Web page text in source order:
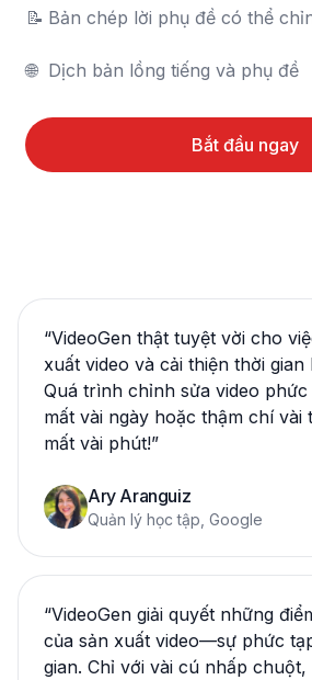
📝	Bản chép lời phụ đề có thể chỉnh sửa
🌐	Dịch bản lồng tiếng và phụ đề
Bắt đầu ngay
“VideoGen thật tuyệt vời cho
xuất video và cải thiện thời gian
Quá trình chỉnh sửa video
mất vài ngày hoặc thậm chí vài
mất vài phút!”
Ary Aranguiz
Quản lý học tập, Google
“VideoGen giải quyết những
của sản xuất video—sự phức
gian. Chỉ với vài cú nhấp